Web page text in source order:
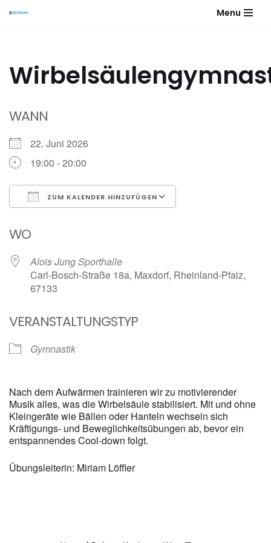
Menu
WANN
22. Juni 2026
19:00 - 20:00
ZUM KALENDER HINZUFÜGEN
WO
Alois Jung Sporthalle
Carl-Bosch-Straße 18a, Maxdorf, Rheinland-Pfalz,
67133
VERANSTALTUNGSTYP
Gymnastik
Nach dem Aufwärmen trainieren wir zu motivierender
Musik alles, was die Wirbelsäule stabilisiert. Mit und ohne
Kleingeräte wie Bällen oder Hanteln wechseln sich
Kräftigungs- und Beweglichkeitsübungen ab, bevor ein
entspannendes Cool-down folgt.
Übungsleiterin: Miriam Löffler